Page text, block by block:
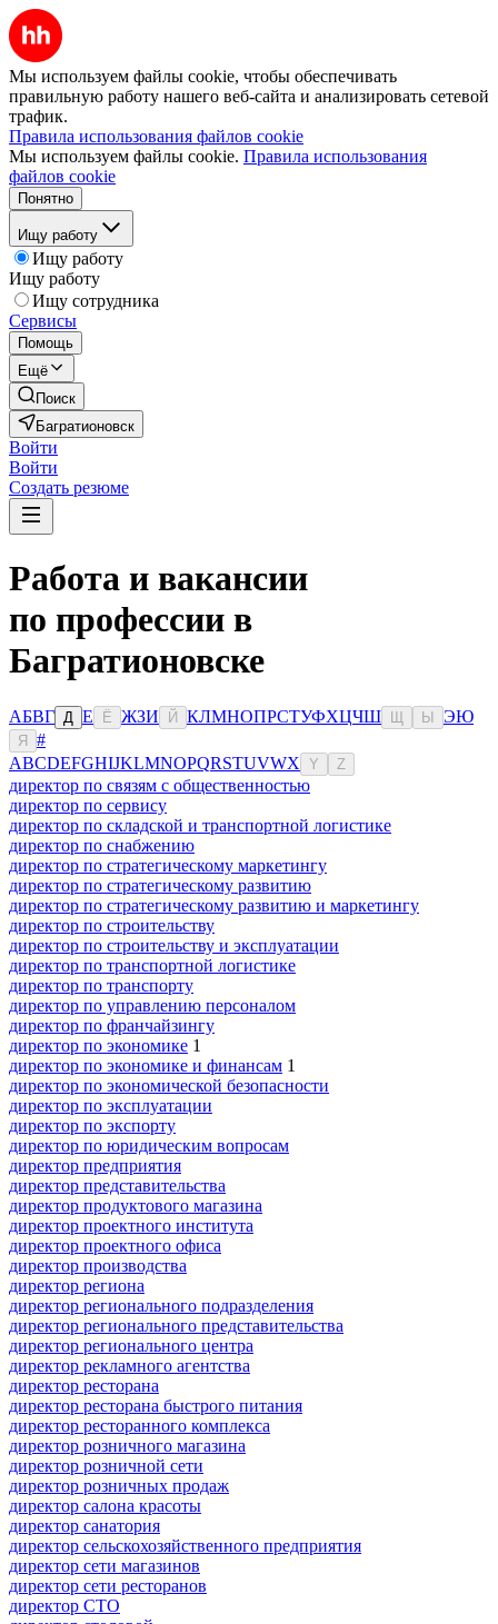
Мы используем файлы cookie, чтобы обеспечивать
правильную работу нашего веб-сайта и анализировать сетевой
трафик.
Правила использования файлов cookie
Мы используем файлы cookie. Правила использования
файлов cookie
Понятно
Ищу работу
Ищу работу
Ищу работу
Ищу сотрудника
Сервисы
Помощь
Ещё
Поиск
Багратионовск
Войти
Войти
Создать резюме
Работа и вакансии
по профессии в
Багратионовске
АБВГ Д Е Ё ЖЗИ Й КЛМНОПРСТУФХЦЧШ Ы ЭЮ
Я
#
ABCDEFGHIJKLMNOPQRSTUVWX Y Z
директор по связям с общественностью
директор по сервису
директор по складской и транспортной логистике
директор по снабжению
директор по стратегическому маркетингу
директор по стратегическому развитию
директор по стратегическому развитию и маркетингу
директор по строительству
директор по строительству и эксплуатации
директор по транспортной логистике
директор по транспорту
директор по управлению персоналом
директор по франчайзингу
директор по экономике 1
директор по экономике и финансам 1
директор по экономической безопасности
директор по эксплуатации
директор по экспорту
директор по юридическим вопросам
директор предприятия
директор представительства
директор продуктового магазина
директор проектного института
директор проектного офиса
директор производства
директор региона
директор регионального подразделения
директор регионального представительства
директор регионального центра
директор рекламного агентства
директор ресторана
директор ресторана быстрого питания
директор ресторанного комплекса
директор розничного магазина
директор розничной сети
директор розничных продаж
директор салона красоты
директор санатория
директор сельскохозяйственного предприятия
директор сети магазинов
директор сети ресторанов
директор СТО